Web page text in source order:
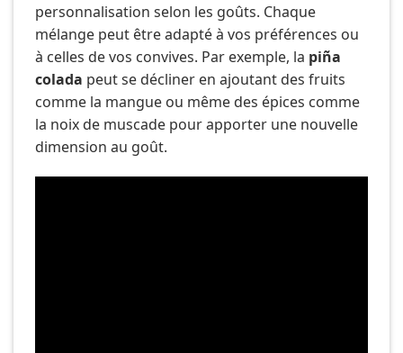
personnalisation selon les goûts. Chaque
mélange peut être adapté à vos préférences ou
à celles de vos convives. Par exemple, la piña
colada peut se décliner en ajoutant des fruits
comme la mangue ou même des épices comme
la noix de muscade pour apporter une nouvelle
dimension au goût.